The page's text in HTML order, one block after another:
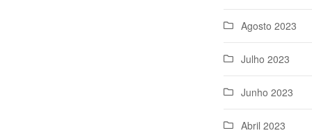
Agosto 2023
Julho 2023
Junho 2023
Abril 2023